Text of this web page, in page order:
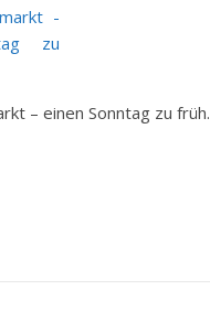
– einen Sonntag zu früh.